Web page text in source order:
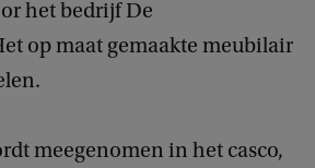
het bedrijf De
op maat gemaakte meubilair
meegenomen in het casco,